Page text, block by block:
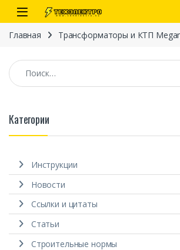
Перейти к навигации
перейти к содержанию
Open
Главная Трансформаторы и КТП
Найти:
Категории
Инструкции
Новости
Ссылки и цитаты
Статьи
Строительные нормы